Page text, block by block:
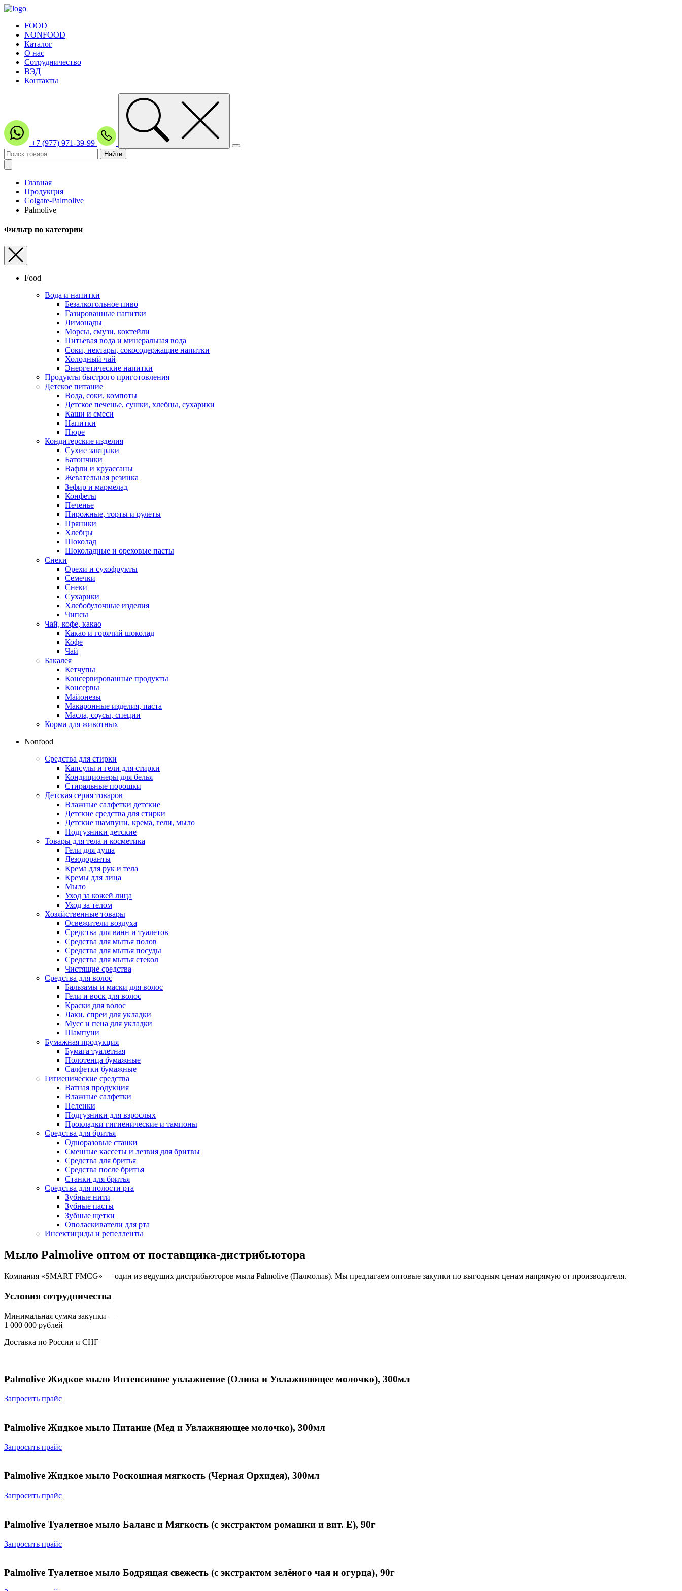
FOOD
NONFOOD
Каталог
О нас
Сотрудничество
ВЭД
Контакты
+7 (977) 971-39-99
Главная
Продукция
Colgate-Palmolive
Palmolive
Фильтр по категории
Food
Вода и напитки
Безалкогольное пиво
Газированные напитки
Лимонады
Морсы, смузи, коктейли
Питьевая вода и минеральная вода
Соки, нектары, cокосодержащие напитки
Холодный чай
Энергетические напитки
Продукты быстрого приготовления
Детское питание
Вода, соки, компоты
Детское печенье, сушки, хлебцы, сухарики
Каши и смеси
Напитки
Пюре
Кондитерские изделия
Cухие завтраки
Батончики
Вафли и круассаны
Жевательная резинка
Зефир и мармелад
Конфеты
Печенье
Пирожные, торты и рулеты
Пряники
Хлебцы
Шоколад
Шоколадные и ореховые пасты
Снеки
Орехи и сухофрукты
Семечки
Снеки
Сухарики
Хлебобулочные изделия
Чипсы
Чай, кофе, какао
Какао и горячий шоколад
Кофе
Чай
Бакалея
Кетчупы
Консервированные продукты
Консервы
Майонезы
Макаронные изделия, паста
Масла, соусы, специи
Корма для животных
Nonfood
Средства для стирки
Капсулы и гели для стирки
Кондиционеры для белья
Стиральные порошки
Детская серия товаров
Влажные салфетки детские
Детские средства для стирки
Детские шампуни, крема, гели, мыло
Подгузники детские
Товары для тела и косметика
Гели для душа
Дезодоранты
Крема для рук и тела
Кремы для лица
Мыло
Уход за кожей лица
Уход за телом
Хозяйственные товары
Освежители воздуха
Средства для ванн и туалетов
Средства для мытья полов
Средства для мытья посуды
Средства для мытья стекол
Чистящие средства
Средства для волос
Бальзамы и маски для волос
Гели и воск для волос
Краски для волос
Лаки, спреи для укладки
Мусс и пена для укладки
Шампуни
Бумажная продукция
Бумага туалетная
Полотенца бумажные
Салфетки бумажные
Гигиенические средства
Ватная продукция
Влажные салфетки
Пеленки
Подгузники для взрослых
Прокладки гигиенические и тампоны
Средства для бритья
Одноразовые станки
Сменные кассеты и лезвия для бритвы
Средства для бритья
Средства после бритья
Станки для бритья
Средства для полости рта
Зубные нити
Зубные пасты
Зубные щетки
Ополаскиватели для рта
Инсектициды и репелленты
Мыло Palmolive оптом от поставщика-дистрибьютора
Компания «SMART FMCG» — один из ведущих дистрибьюторов мыла Palmolive (Палмолив). Мы предлагаем оптовые закупки по выгодным ценам напрямую от производителя.
Условия сотрудничества
Минимальная сумма закупки —
1 000 000 рублей
Доставка по России и СНГ
Palmolive Жидкое мыло Интенсивное увлажнение (Олива и Увлажняющее молочко), 300мл
Запросить прайс
Palmolive Жидкое мыло Питание (Мед и Увлажняющее молочко), 300мл
Запросить прайс
Palmolive Жидкое мыло Роскошная мягкость (Черная Орхидея), 300мл
Запросить прайс
Palmolive Туалетное мыло Баланс и Мягкость (с экстрактом ромашки и вит. Е), 90г
Запросить прайс
Palmolive Туалетное мыло Бодрящая свежесть (с экстрактом зелёного чая и огурца), 90г